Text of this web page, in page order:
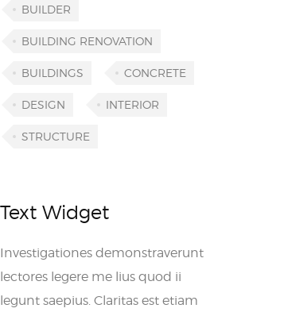
BUILDER
BUILDING RENOVATION
BUILDINGS CONCRETE
DESIGN INTERIOR
STRUCTURE
Text Widget
Investigationes demonstraverunt
lectores legere me lius quod ii
legunt saepius. Claritas est etiam